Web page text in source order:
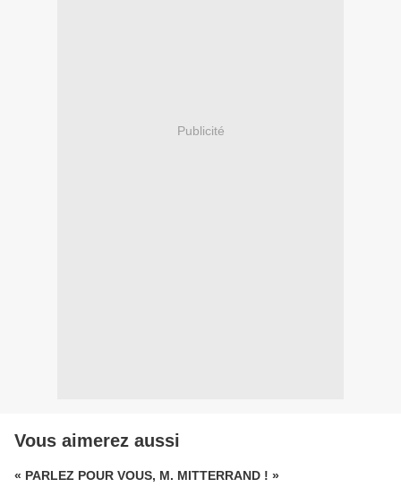
Publicité
Vous aimerez aussi
« PARLEZ POUR VOUS, M. MITTERRAND ! »